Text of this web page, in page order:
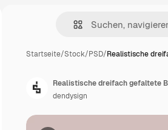
Startseite/Stock/PSD/Realistische
Realistische dreifach gefaltete
dendysign